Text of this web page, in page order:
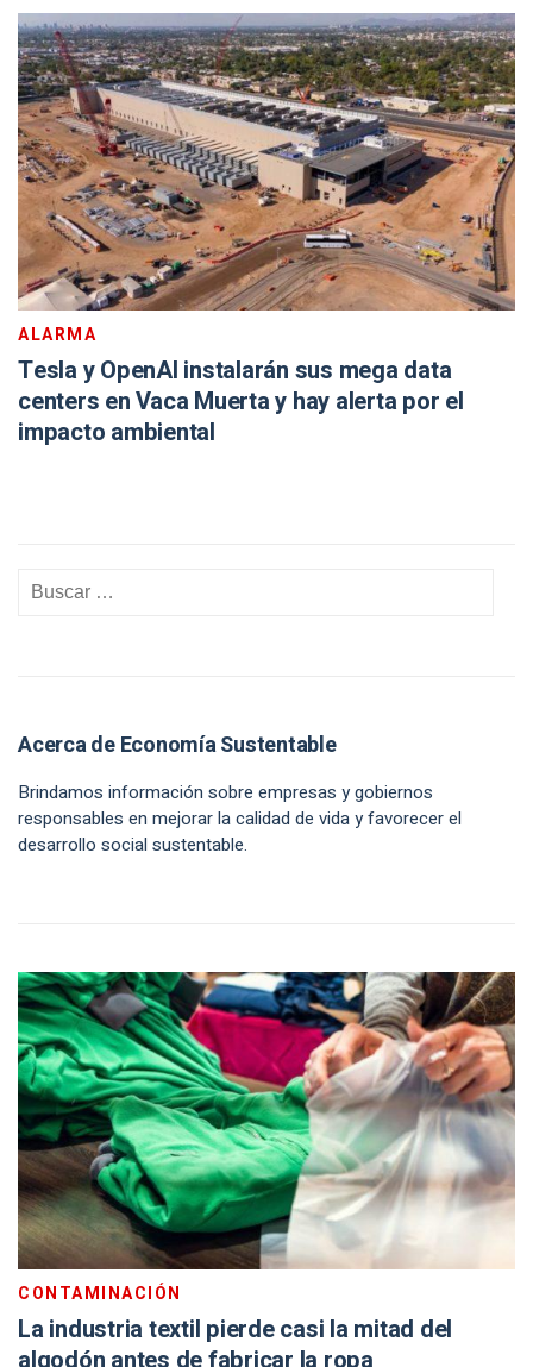
ALARMA
Tesla y OpenAI instalarán sus mega data
centers en Vaca Muerta y hay alerta por el
impacto ambiental
Acerca de Economía Sustentable
Brindamos información sobre empresas y gobiernos
responsables en mejorar la calidad de vida y favorecer el
desarrollo social sustentable.
CONTAMINACIÓN
La industria textil pierde casi la mitad del